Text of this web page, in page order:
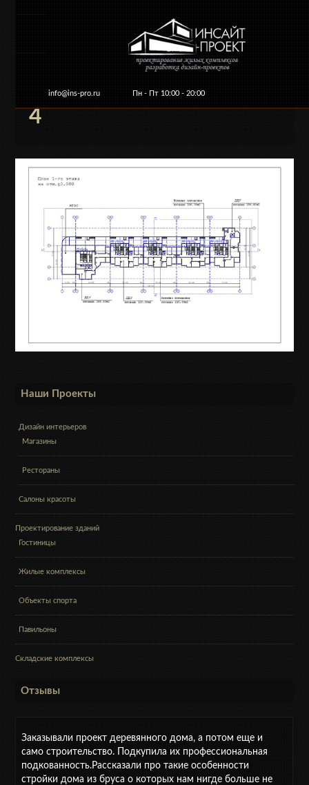
info@ins-pro.ru Пн - Пт 10:00 - 20:00
4
Наши Проекты
Дизайн интерьеров
Магазины
Рестораны
Салоны красоты
Проектирование зданий
Гостиницы
Жилые комплексы
Объекты спорта
Павильоны
Складские комплексы
Отзывы
Заказывали проект деревянного дома, а потом еще и
само строительство. Подкупила их профессиональная
подкованность.Рассказали про такие особенности
стройки дома из бруса о которых нам нигде больше не